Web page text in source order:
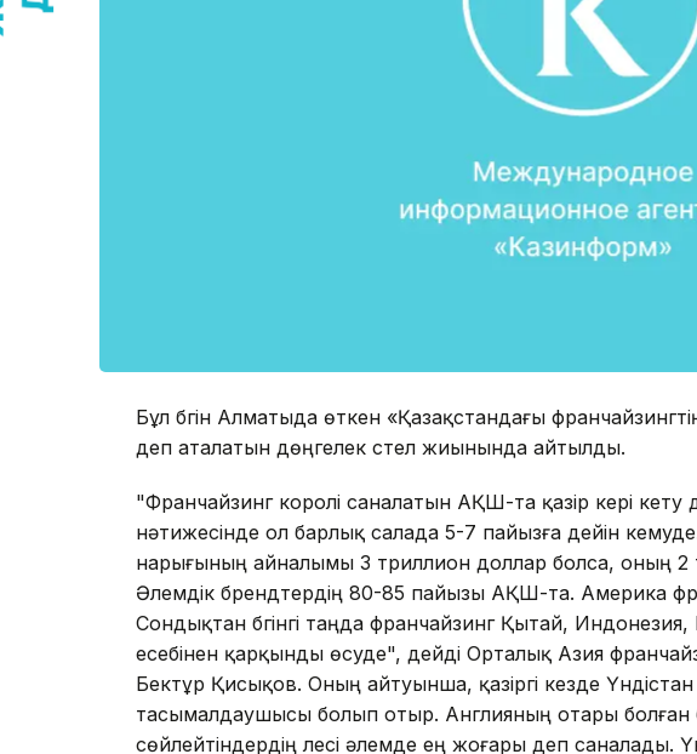
Бұл бүгін Алматыда өткен «Қазақстандағы
деп аталатын дөңгелек үстел жиынында айтылды.
"Франчайзинг королі саналатын АҚШ-та қазір кері кету
нәтижесінде ол барлық салада 5-7 пайызға дейін
нарығының айналымы 3 триллион доллар болса, оның 2
Әлемдік брендтердің 80-85 пайызы АҚШ-та. Америка
Сондықтан бүгінгі таңда франчайзинг Қытай,
есебінен қарқынды өсуде", дейді Орталық Азия
Бектұр Қисықов. Оның айтуынша, қазіргі кезде Үндістан
тасымалдаушысы болып отыр. Англияның отары болған
сөйлейтіндердің үлесі әлемде ең жоғары деп саналады.